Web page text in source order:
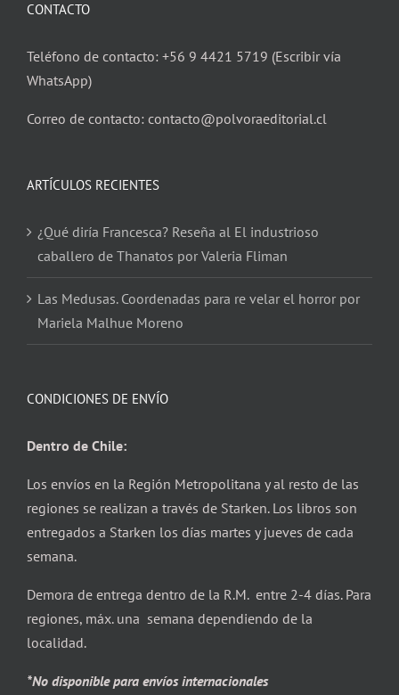
CONTACTO
Teléfono de contacto: +56 9 4421 5719 (Escribir vía
WhatsApp)
Correo de contacto: contacto@polvoraeditorial.cl
ARTÍCULOS RECIENTES
¿Qué diría Francesca? Reseña al El industrioso
caballero de Thanatos por Valeria Fliman
Las Medusas. Coordenadas para re velar el horror por
Mariela Malhue Moreno
CONDICIONES DE ENVÍO
Dentro de Chile:
Los envíos en la Región Metropolitana y al resto de las
regiones se realizan a través de Starken. Los libros son
entregados a Starken los días martes y jueves de cada
semana.
Demora de entrega dentro de la R.M. entre 2-4 días. Para
regiones, máx. una semana dependiendo de la
localidad.
*No disponible para envíos internacionales